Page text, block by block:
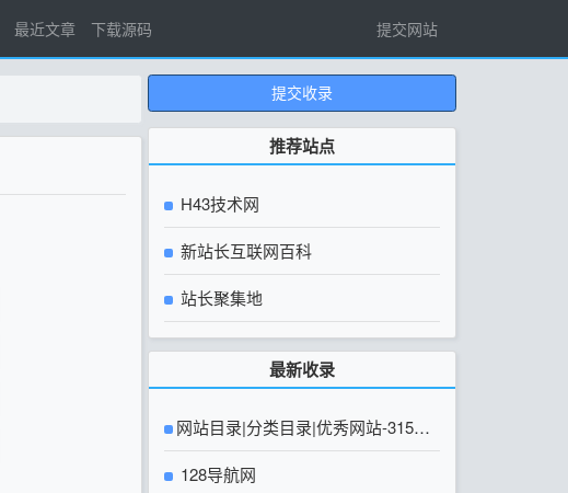
最近文章 下载源码 提交网站
提交收录
推荐站点
H43技术网
新站长互联网百科
站长聚集地
最新收录
网站目录|分类目录|优秀网站-315友
链网【官方网站】
128导航网